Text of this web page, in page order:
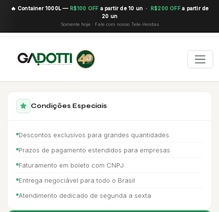
🔥 Container 1000L — R$100 OFF a partir de 10 un · R$200 OFFa partir de
20 un
Somente hoje · Fale com nosso Tele-Vendas
Condições Especiais
Descontos exclusivos para grandes quantidades
Prazos de pagamento estendidos para empresas
Faturamento em boleto com CNPJ
Entrega negociável para todo o Brasil
Atendimento dedicado de segunda a sexta